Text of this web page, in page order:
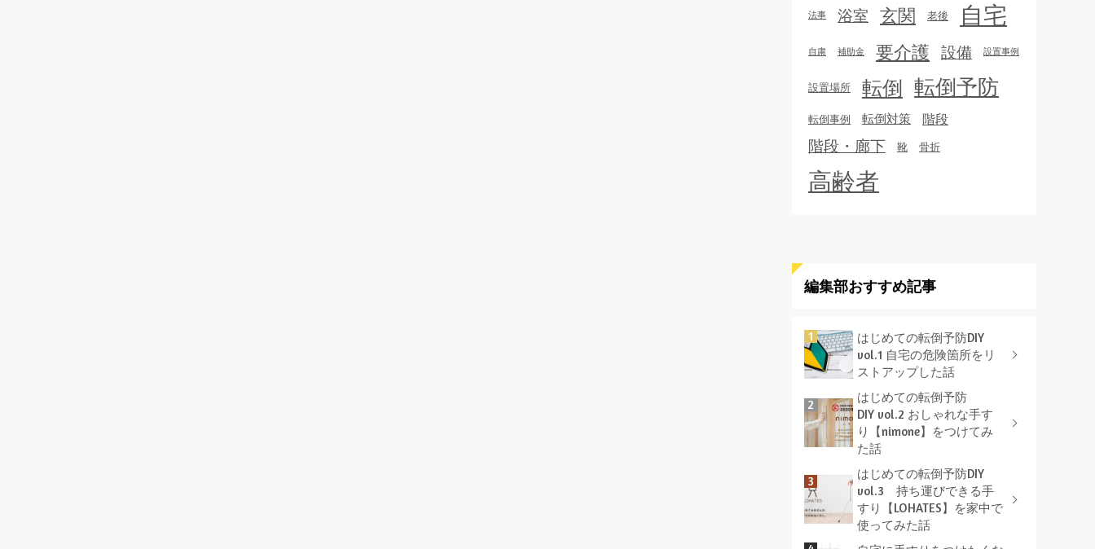
法事 浴室 玄関 老後 自宅
自粛 補助金 要介護 設備 設置事例
設置場所 転倒 転倒予防
転倒事例 転倒対策 階段
階段・廊下 靴 骨折
高齢者
編集部おすすめ記事
はじめての転倒予防DIY
vol.1 自宅の危険箇所をリ
ストアップした話
はじめての転倒予防
DIY vol.2 おしゃれな手す
り【nimone】をつけてみ
た話
はじめての転倒予防DIY
vol.3 持ち運びできる手
すり【LOHATES】を家中で
使ってみた話